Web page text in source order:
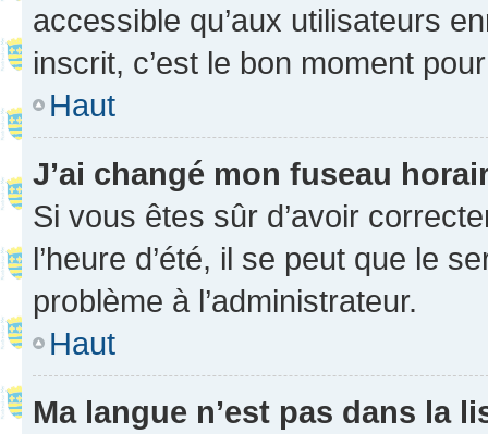
accessible qu’aux utilisateurs
inscrit, c’est le bon moment
Haut
J’ai changé mon fuseau
Si vous êtes sûr d’avoir
l’heure d’été, il se peut que le
problème à l’administrateur.
Haut
Ma langue n’est pas dans la